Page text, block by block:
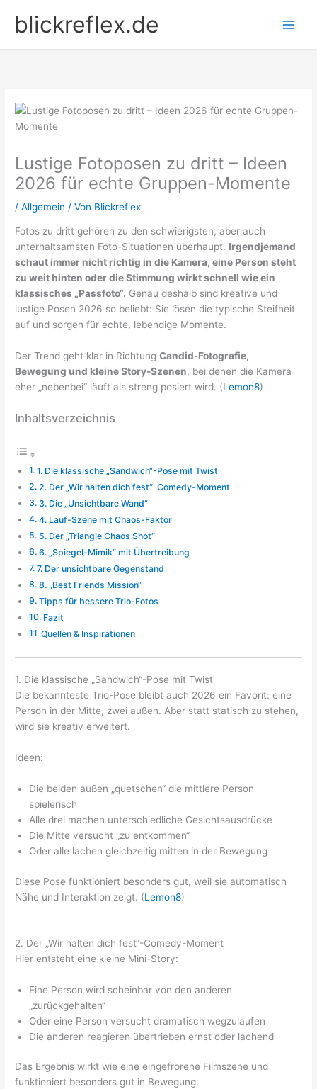
Inhaltblickreflex.de
Lustige Fotoposen zu dritt – Ideen
2026 für echte Gruppen-Momente
/Allgemein / Von Blickreflex
Fotos zu dritt gehören zu den schwierigsten, aber auch
unterhaltsamsten Foto-Situationen überhaupt. Irgendjemand
schaut immer nicht richtig in die Kamera, eine Person steht
zu weit hinten oder die Stimmung wirkt schnell wie ein
klassisches „Passfoto“. Genau deshalb sind kreative und
lustige Posen 2026 so beliebt: Sie lösen die typische Steifheit
auf und sorgen für echte, lebendige Momente.
Der Trend geht klar in RichtungCandid-Fotografie,
Bewegung und kleine Story-Szenen, bei denen die Kamera
eher „nebenbei“ läuft als streng posiert wird. (Lemon8)
Inhaltsverzeichnis
1. Die klassische „Sandwich“-Pose mit Twist
2. Der „Wir halten dich fest“-Comedy-Moment
3. Die „Unsichtbare Wand“
4. Lauf-Szene mit Chaos-Faktor
5. Der „Triangle Chaos Shot“
6. „Spiegel-Mimik“ mit Übertreibung
7. Der unsichtbare Gegenstand
8. „Best Friends Mission“
Tipps für bessere Trio-Fotos
Fazit
Quellen & Inspirationen
1. Die klassische „Sandwich“-Pose mit Twist
Die bekannteste Trio-Pose bleibt auch 2026 ein Favorit: eine
Person in der Mitte, zwei außen. Aber statt statisch zu stehen,
wird sie kreativ erweitert.
Ideen:
Die beiden außen „quetschen“ die mittlere Person
spielerisch
Alle drei machen unterschiedliche Gesichtsausdrücke
Die Mitte versucht „zu entkommen“
Oder alle lachen gleichzeitig mitten in der Bewegung
Diese Pose funktioniert besonders gut, weil sie automatisch
Nähe und Interaktion zeigt. (Lemon8)
2. Der „Wir halten dich fest“-Comedy-Moment
Hier entsteht eine kleine Mini-Story:
Eine Person wird scheinbar von den anderen
„zurückgehalten“
Oder eine Person versucht dramatisch wegzulaufen
Die anderen reagieren übertrieben ernst oder lachend
Das Ergebnis wirkt wie eine eingefrorene Filmszene und
funktioniert besonders gut in Bewegung.